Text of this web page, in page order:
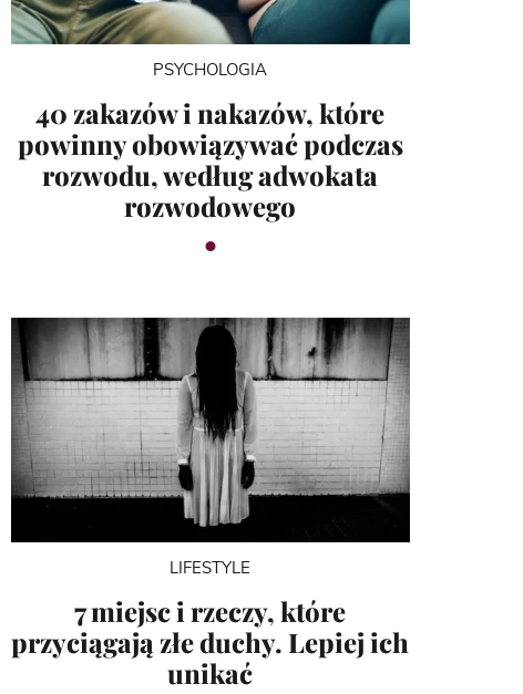
PSYCHOLOGIA
40 zakazów i nakazów, które
powinny obowiązywać podczas
rozwodu, według adwokata
rozwodowego
LIFESTYLE
7 miejsc i rzeczy, które
przyciągają złe duchy. Lepiej ich
unikać